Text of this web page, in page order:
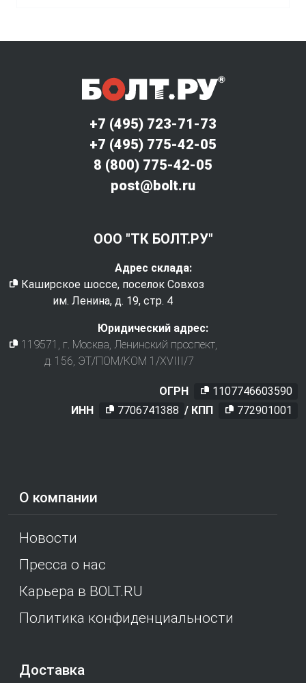
О компании
Новости
Пресса о нас
Карьера в BOLT.RU
Политика конфиденциальности
Доставка
+7 (495) 723-71-73
+7 (495) 775-42-05
8 (800) 775-42-05
post@bolt.ru
ООО "ТК БОЛТ.РУ"
Адрес склада:
Каширское шоссе, поселок Совхоз
им. Ленина, д. 19, стр. 4
Юридический адрес:
119571
, г. Москва Ленинский проспект,
д. 156, ЭТ/ПОМ/КОМ 1/XVIII/7
ОГРН
1107746603590
ИНН
7706741388 / КПП 772901001